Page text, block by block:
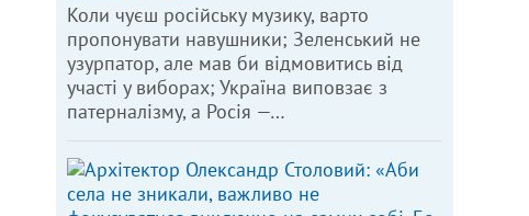
Коли чуєш російську музику, варто
пропонувати навушники; Зеленський не
узурпатор, але мав би відмовитись від
участі у виборах; Україна виповзає з
патерналізму, а Росія —…